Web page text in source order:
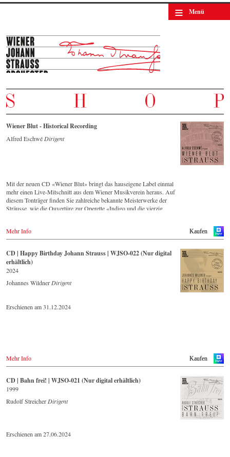
≡ Menü
Wiener Blut - Historical Recording
Alfred Eschwé Dirigent
Mit der neuen CD «Wiener Blut» bringt das hauseigene Label einmal
mehr einen Live-Mitschnitt aus dem Wiener Musikverein heraus. Auf
diesem Tonträger finden Sie zahlreiche bekannte Meisterwerke der
Sträusse, wie die Ouvertüre zur Operette «Indigo und die vierzig
verfügbar.
Kaufen
Mehr Info
CD | Happy Birthday Johann Strauss | WJSO-022 (Nur digital
erhältlich)
2024
Johannes Wildner Dirigent
Erschienen am 31.12.2024
Kaufen
Mehr Info
CD | Bahn frei! | WJSO-021 (Nur digital erhältlich)
1999
Rudolf Streicher Dirigent
Erschienen am 27.06.2024